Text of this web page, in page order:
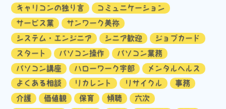
キャリコンの独り言
コミュニケーション
サービス業
サンワーク美祢
システム・エンジニア
シニア歓迎
ジョブカード
スタート
パソコン操作
パソコン業務
パソコン講座
ハローワーク宇部
メンタルヘルス
よくある相談
リカレント リサイクル
事務
介護
価値観 保育 傾聴
六次